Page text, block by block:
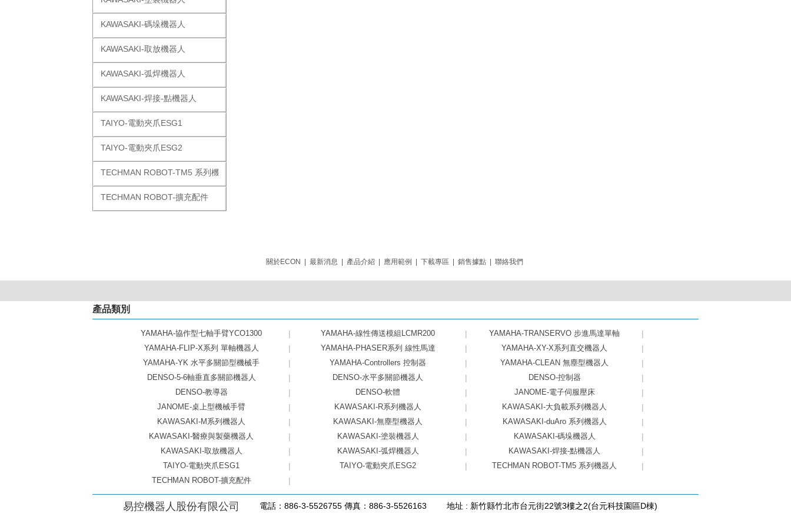
KAWASAKI-碼垛機器人
KAWASAKI-取放機器人
KAWASAKI-弧焊機器人
KAWASAKI-焊接-點機器人
TAIYO-電動夾爪ESG1
TAIYO-電動夾爪ESG2
TECHMAN ROBOT-TM5 系列機器人
TECHMAN ROBOT-擴充配件
關於ECON 最新消息 產品介紹 應用範例 下載專區 銷售據點 聯絡我們
產品類別
YAMAHA-協作型七軸手臂YCO1300 | YAMAHA-線性傳送模組LCMR200 | YAMAHA-TRANSERVO 步進馬達單軸 |
YAMAHA-FLIP-X系列 單軸機器人 | YAMAHA-PHASER系列 線性馬達 | YAMAHA-XY-X系列直交機器人 |
YAMAHA-YK 水平多關節型機械手 | YAMAHA-Controllers 控制器 | YAMAHA-CLEAN 無塵型機器人 |
DENSO-5-6軸垂直多關節機器人 | DENSO-水平多關節機器人 | DENSO-控制器 |
DENSO-教導器 | DENSO-軟體 | JANOME-電子伺服壓床 |
JANOME-桌上型機械手臂 | KAWASAKI-R系列機器人 | KAWASAKI-大負載系列機器人 |
KAWASAKI-M系列機器人 | KAWASAKI-無塵型機器人 | KAWASAKI-duAro 系列機器人 |
KAWASAKI-醫療與製藥機器人 | KAWASAKI-塗裝機器人 | KAWASAKI-碼垛機器人 |
KAWASAKI-取放機器人 | KAWASAKI-弧焊機器人 | KAWASAKI-焊接-點機器人 |
TAIYO-電動夾爪ESG1 | TAIYO-電動夾爪ESG2 | TECHMAN ROBOT-TM5 系列機器人 |
TECHMAN ROBOT-擴充配件 |
易控機器人股份有限公司 電話：886-3-5526755 傳真：886-3-5526163 地址 : 新竹縣竹北市台元街22號3樓之2(台元科技園區D棟)